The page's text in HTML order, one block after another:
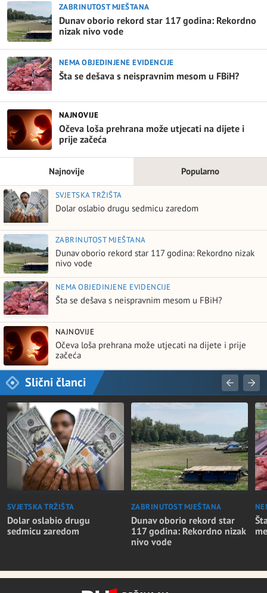
ZABRINUTOST MJEŠTANA
Dunav oborio rekord star 117 godina: Rekordno
nizak nivo vode
NEMA OBJEDINJENE EVIDENCIJE
Šta se dešava s neispravnim mesom u FBiH?
NAJNOVIJE
Očeva loša prehrana može utjecati na dijete i
prije začeća
Najnovije Popularno
SVJETSKA TRŽIŠTA
Dolar oslabio drugu sedmicu zaredom
ZABRINUTOST MJEŠTANA
Dunav oborio rekord star 117 godina: Rekordno nizak
nivo vode
NEMA OBJEDINJENE EVIDENCIJE
Šta se dešava s neispravnim mesom u FBiH?
NAJNOVIJE
Očeva loša prehrana može utjecati na dijete i prije
začeća
Slični članci
SVJETSKA TRŽIŠTA
Dolar oslabio drugu
sedmicu zaredom
ZABRINUTOST MJEŠTANA
Dunav oborio rekord star
117 godina: Rekordno nizak
nivo vode